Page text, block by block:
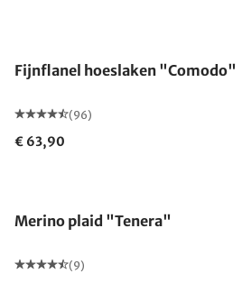
Fijnflanel hoeslaken "Comodo"
(96)
€ 63,90
Merino plaid "Tenera"
(9)